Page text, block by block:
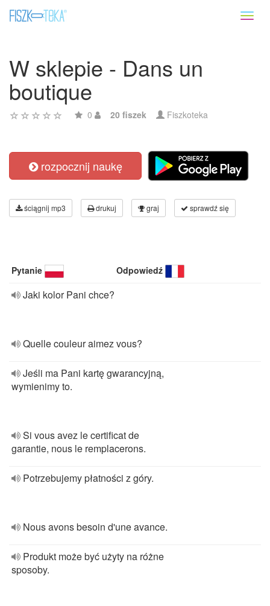
W sklepie - Dans un
boutique
0 20 fiszek Fiszkoteka
rozpocznij naukę
ściągnij mp3 drukuj graj sprawdź się
Pytanie Odpowiedź
Jaki kolor Pani chce?
Quelle couleur aimez vous?
Jeśli ma Pani kartę gwarancyjną,
wymienimy to.
Si vous avez le certificat de
garantie, nous le remplacerons.
Potrzebujemy płatności z góry.
Nous avons besoin d'une avance.
Produkt może być użyty na różne
sposoby.